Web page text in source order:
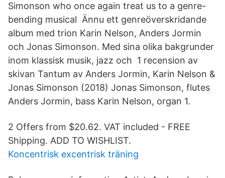
Simonson who once again treat us to a genre-
bending musical Ännu ett genreöverskridande
album med trion Karin Nelson, Anders Jormin
och Jonas Simonson. Med sina olika bakgrunder
inom klassisk musik, jazz och 1 recension av
skivan Tantum av Anders Jormin, Karin Nelson &
Jonas Simonson (2018) Jonas Simonson, flutes
Anders Jormin, bass Karin Nelson, organ 1.
2 Offers from $20.62. VAT included - FREE
Shipping. ADD TO WISHLIST.
Koncentrisk excentrisk träning